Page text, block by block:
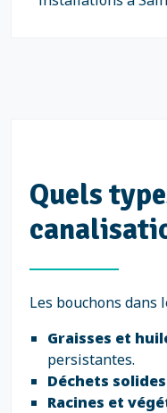
Quels
Les bouchons
Graisses et
persistantes.
Déchets solides
Racines et